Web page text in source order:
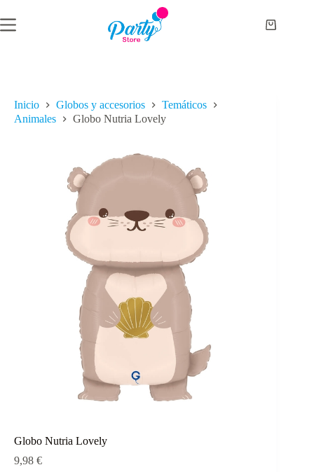
al
contenido
Carro
Inicio Globos y accesorios
Temáticos
Animales
Globo Nutria Lovely
Globo Nutria Lovely
9,98 €